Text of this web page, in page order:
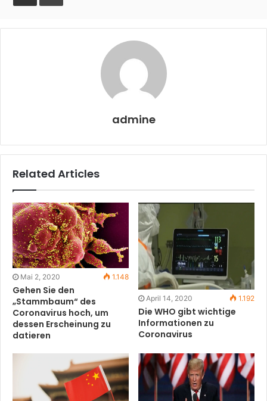
admine
Related Articles
Mai 2, 2020 1.148
Gehen Sie den
„Stammbaum“ des
Coronavirus hoch, um
dessen Erscheinung zu
datieren
April 14, 2020 1.192
Die WHO gibt wichtige
Informationen zu
Coronavirus